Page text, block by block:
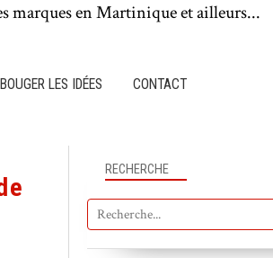
marques en Martinique et ailleurs...
BOUGER LES IDÉES CONTACT
RECHERCHE